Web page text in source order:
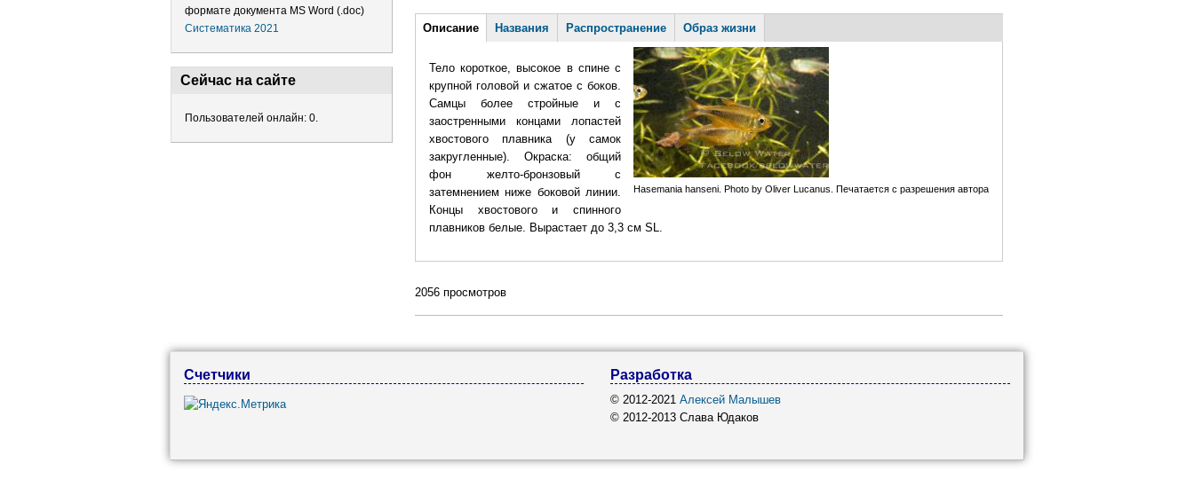
формате документа MS Word (.doc)
Систематика 2021
Сейчас на сайте
Пользователей онлайн: 0.
Горизонтальные вкладки
Описание(активная
вкладка)
Названия Распространение Образ жизни
Hasemania hanseni. Photo by Oliver Lucanus. Печатается с разрешения автора
Тело короткое, высокое в спине с
крупной головой и сжатое с боков.
Самцы более стройные и с
заостренными концами лопастей
хвостового плавника (у самок
закругленные). Окраска: общий
фон желто-бронзовый с
затемнением ниже боковой линии.
Концы хвостового и спинного
плавников белые. Вырастает до 3,3 см SL.
2056 просмотров
Счетчики Разработка
© 2012-2021 Алексей Малышев
© 2012-2013 Слава Юдаков